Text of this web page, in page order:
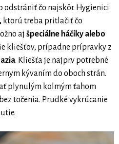
odstrániť čo najskôr. Hygienici
ktorú treba pritlačiť čo
aj špeciálne háčiky alebo
kliešťov, prípadne prípravky z
. Kliešťa je najprv potrebné
kývaním do oboch strán.
plynulým kolmým ťahom
točenia. Prudké vykrúcanie